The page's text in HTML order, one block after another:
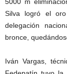
Silva logró el
delegación
bronce,
Iván Vargas,